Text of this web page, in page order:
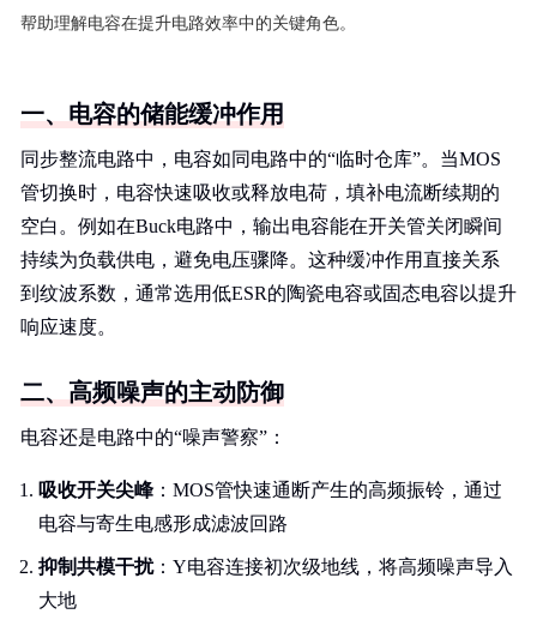
帮助理解电容在提升电路效率中的关键角色。
一、电容的储能缓冲作用
同步整流电路中，电容如同电路中的“临时仓库”。当MOS
管切换时，电容快速吸收或释放电荷，填补电流断续期的
空白。例如在Buck电路中，输出电容能在开关管关闭瞬间
持续为负载供电，避免电压骤降。这种缓冲作用直接关系
到纹波系数，通常选用低ESR的陶瓷电容或固态电容以提升
响应速度。
二、高频噪声的主动防御
电容还是电路中的“噪声警察”：
吸收开关尖峰：MOS管快速通断产生的高频振铃，通过
电容与寄生电感形成滤波回路
抑制共模干扰：Y电容连接初次级地线，将高频噪声导入
大地